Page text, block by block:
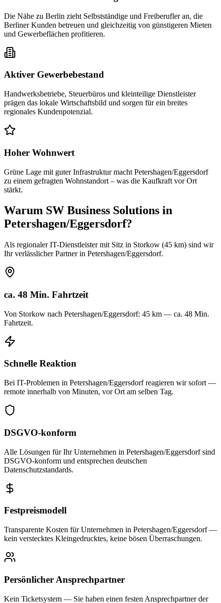
Die Nähe zu Berlin zieht Selbstständige und Freiberufler an, die
Berliner Kunden betreuen und gleichzeitig von günstigeren Mieten
und Gewerbeflächen profitieren.
Aktiver Gewerbebestand
Handwerksbetriebe, Steuerbüros und kleinteilige Dienstleister
prägen das lokale Wirtschaftsbild und sorgen für ein breites
regionales Kundenpotenzial.
Hoher Wohnwert
Grüne Lage mit guter Infrastruktur macht Petershagen/Eggersdorf
zu einem gefragten Wohnstandort – was die Kaufkraft vor Ort
stärkt.
Warum SW Business Solutions in
Petershagen/Eggersdorf?
Als regionaler IT-Dienstleister mit Sitz in Storkow (45 km) sind wir
Ihr verlässlicher Partner in Petershagen/Eggersdorf.
ca. 48 Min. Fahrtzeit
Von Storkow nach Petershagen/Eggersdorf: 45 km — ca. 48 Min.
Fahrtzeit.
Schnelle Reaktion
Bei IT-Problemen in Petershagen/Eggersdorf reagieren wir sofort —
remote innerhalb von Minuten, vor Ort am selben Tag.
DSGVO-konform
Alle Lösungen für Ihr Unternehmen in Petershagen/Eggersdorf sind
DSGVO-konform und entsprechen deutschen
Datenschutzstandards.
Festpreismodell
Transparente Kosten für Unternehmen in Petershagen/Eggersdorf —
kein verstecktes Kleingedrucktes, keine bösen Überraschungen.
Persönlicher Ansprechpartner
Kein Ticketsystem — Sie haben einen festen Ansprechpartner der